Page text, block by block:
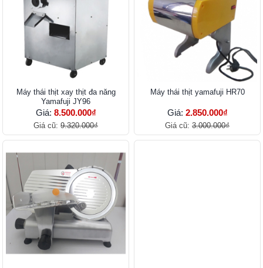
Máy thái thịt xay thịt đa năng
Yamafuji JY96
Giá: 8.500.000₫
Giá cũ: 9.320.000₫
Máy thái thịt yamafuji HR70
Giá: 2.850.000₫
Giá cũ: 3.000.000₫